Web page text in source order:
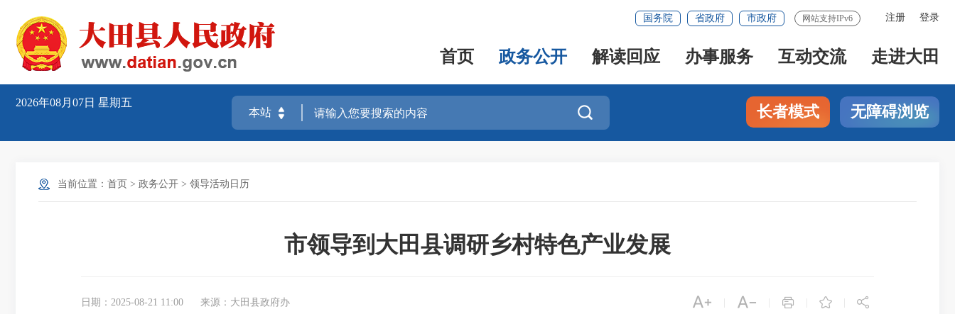
注册 登录
国务院 省政府 市政府 网站支持IPv6
首页 政务公开 解读回应 办事服务 互动交流 走进大田
2026年08月07日 星期五
 长者模式 无障碍浏览
当前位置： 首页 > 政务公开 > 领导活动日历
市领导到大田县调研乡村特色产业发展
日期：2025-08-21 11:00 来源：大田县政府办     